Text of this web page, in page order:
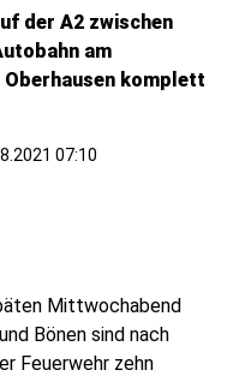
der A2 zwischen
am
komplett
07:10
Mittwochabend
Bönen sind nach
Feuerwehr zehn